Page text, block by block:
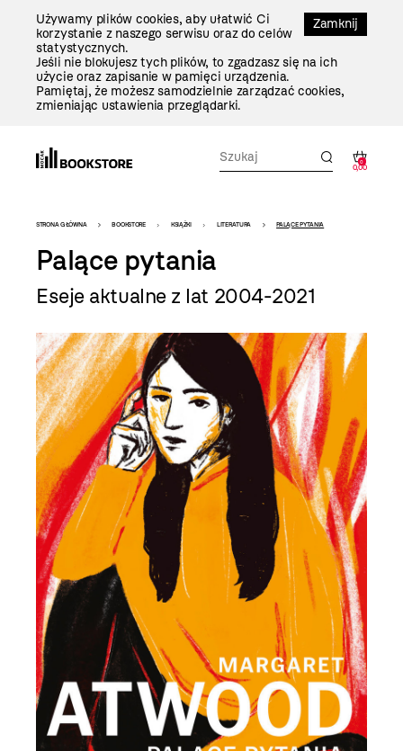
Zamknij
Używamy plików cookies, aby ułatwić Ci
korzystanie z naszego serwisu oraz do celów
statystycznych.
Jeśli nie blokujesz tych plików, to zgadzasz się na ich
użycie oraz zapisanie w pamięci urządzenia.
Pamiętaj, że możesz samodzielnie zarządzać cookies,
zmieniając ustawienia przeglądarki.
0
0,00
Bookstore
-
szablon
szczegóły
STRONA GŁÓWNA BOOKSTORE KSIĄŻKI LITERATURA PALĄCE PYTANIA
Palące pytania
Eseje aktualne z lat 2004-2021